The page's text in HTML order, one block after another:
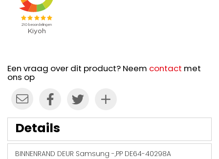
Een vraag over dit product? Neem contact met
ons op
Details
BINNENRAND DEUR Samsung -,PP DE64-40298A